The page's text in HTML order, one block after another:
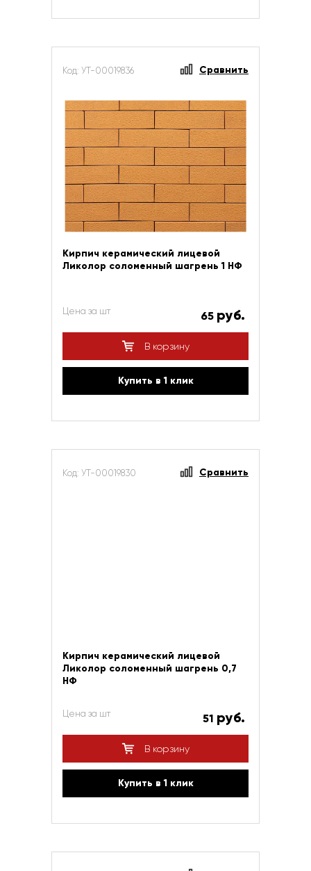
Код: УТ-00019836 Сравнить
Кирпич керамический лицевой
Ликолор соломенный шагрень 1 НФ
Цена за шт 65 руб.
В корзину
Купить в 1 клик
Код: УТ-00019830 Сравнить
Кирпич керамический лицевой
Ликолор соломенный шагрень 0,7
НФ
Цена за шт 51 руб.
В корзину
Купить в 1 клик